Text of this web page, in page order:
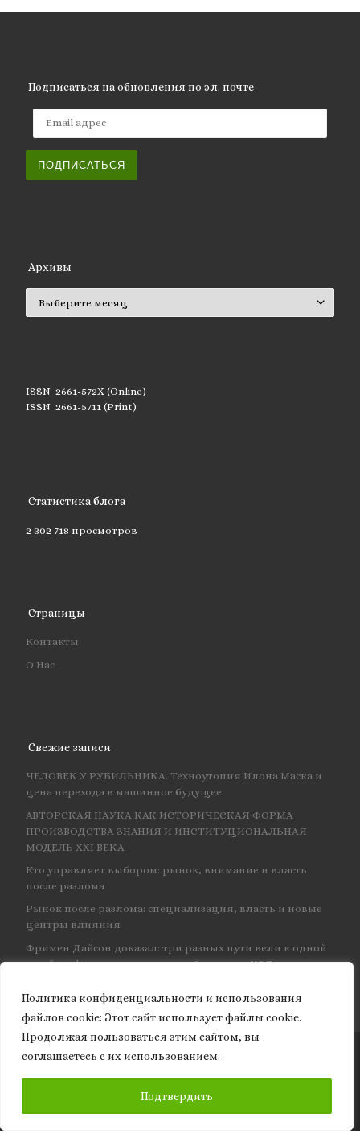
Политика конфиденциальности и использования
файлов сookie: Этот сайт использует файлы cookie.
Продолжая пользоваться этим сайтом, вы
соглашаетесь с их использованием.
Подтвердить
Подписаться на обновления по эл. почте
ПОДПИСАТЬСЯ
Архивы
ISSN 2661-572X (Online)
ISSN 2661-5711 (Print)
Статистика блога
2 302 718 просмотров
Страницы
Контакты
О Нас
Свежие записи
ЧЕЛОВЕК У РУБИЛЬНИКА. Техноутопия Илона Маска и
цена перехода в машинное будущее
АВТОРСКАЯ НАУКА КАК ИСТОРИЧЕСКАЯ ФОРМА
ПРОИЗВОДСТВА ЗНАНИЯ И ИНСТИТУЦИОНАЛЬНАЯ
МОДЕЛЬ XXI ВЕКА
Кто управляет выбором: рынок, внимание и власть
после разлома
Рынок после разлома: специализация, власть и новые
центры влияния
Фримен Дайсон доказал: три разных пути вели к одной
и той же физике — и навсегда объединил КЭД
© 2026Granite of science– Все права защищены